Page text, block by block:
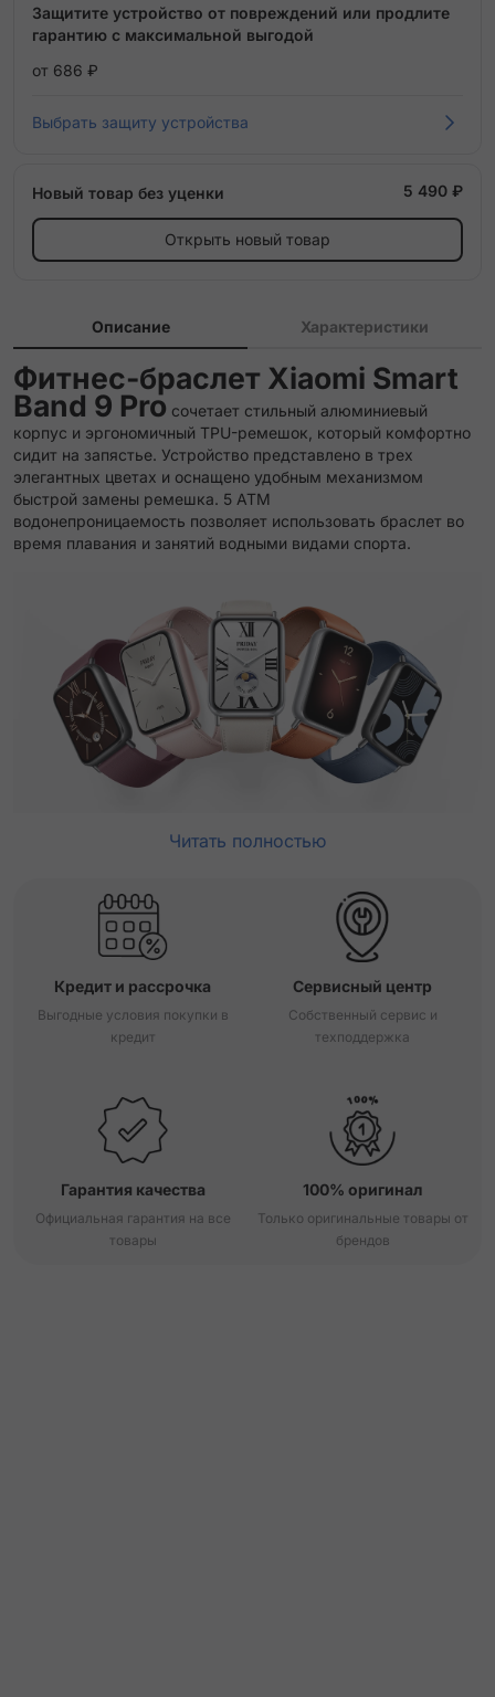
Защитите устройство от повреждений или продлите
гарантию с максимальной выгодой
от 686 ₽
Выбрать защиту устройства
Новый товар без уценки 5 490 ₽
Открыть новый товар
Описание Характеристики
Фитнес-браслет Xiaomi Smart
Band 9 Pro сочетает стильный алюминиевый
корпус и эргономичный TPU-ремешок, который комфортно
сидит на запястье. Устройство представлено в трех
элегантных цветах и оснащено удобным механизмом
быстрой замены ремешка. 5 ATM
водонепроницаемость позволяет использовать браслет во
время плавания и занятий водными видами спорта.
Читать полностью
Кредит и рассрочка
Выгодные условия покупки в
кредит
Сервисный центр
Собственный сервис и
техподдержка
Гарантия качества
Официальная гарантия на все
товары
100% оригинал
Только оригинальные товары от
брендов